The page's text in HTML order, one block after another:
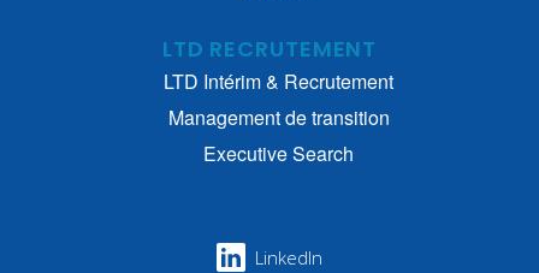
LTD RECRUTEMENT
LTD Intérim & Recrutement
Management de transition
Executive Search
LinkedIn